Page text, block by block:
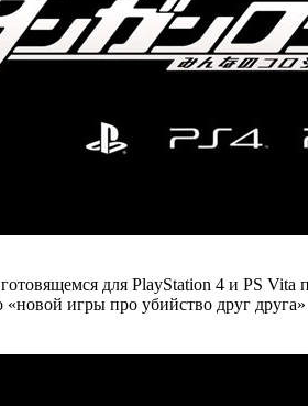
для PlayStation 4 и PS
игры про убийство друг